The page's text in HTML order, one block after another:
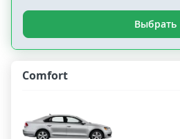
Выбрать
Comfort